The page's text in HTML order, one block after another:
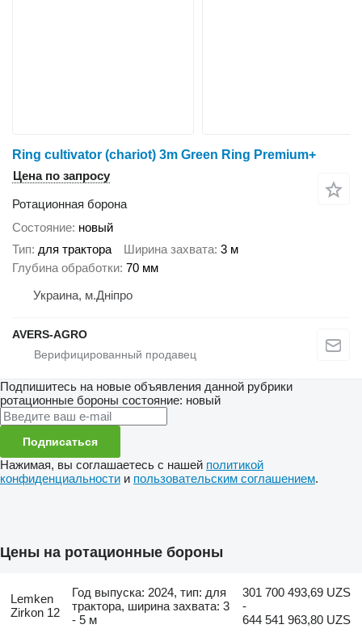
Ring cultivator (chariot) 3m Green Ring Premium+
Цена по запросу
Ротационная борона
Состояние новый
Тип для трактора Ширина захвата 3 м
Глубина обработки 70 мм
Украина, м.Дніпро
AVERS-AGRO
Подпишитесь на новые объявления данной рубрики
ротационные бороны состояние: новый
Подписаться
Нажимая, вы соглашаетесь с нашей политикой
конфиденциальности и пользовательским соглашением.
Цены на ротационные бороны
Lemken
Zirkon 12
Год выпуска: 2024, тип: для
трактора, ширина захвата: 3
- 5 м
301 700 493,69 UZS
-
644 541 963,80 UZS